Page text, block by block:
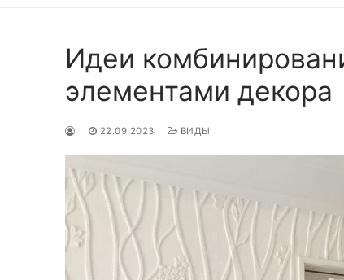
Идеи
элементами декора
22.09.2023 ВИДЫ